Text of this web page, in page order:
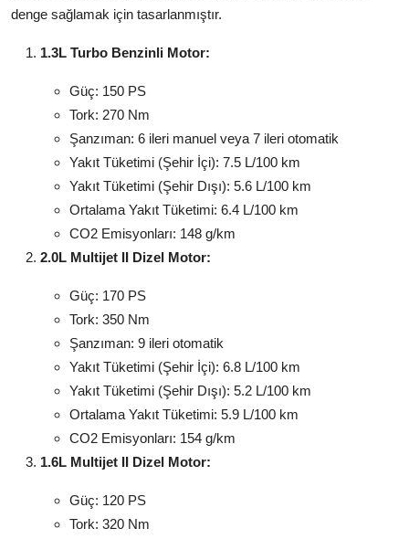
denge sağlamak için tasarlanmıştır.
1.3L Turbo Benzinli Motor:
Güç: 150 PS
Tork: 270 Nm
Şanzıman: 6 ileri manuel veya 7 ileri otomatik
Yakıt Tüketimi (Şehir İçi): 7.5 L/100 km
Yakıt Tüketimi (Şehir Dışı): 5.6 L/100 km
Ortalama Yakıt Tüketimi: 6.4 L/100 km
CO2 Emisyonları: 148 g/km
2.0L Multijet II Dizel Motor:
Güç: 170 PS
Tork: 350 Nm
Şanzıman: 9 ileri otomatik
Yakıt Tüketimi (Şehir İçi): 6.8 L/100 km
Yakıt Tüketimi (Şehir Dışı): 5.2 L/100 km
Ortalama Yakıt Tüketimi: 5.9 L/100 km
CO2 Emisyonları: 154 g/km
1.6L Multijet II Dizel Motor:
Güç: 120 PS
Tork: 320 Nm